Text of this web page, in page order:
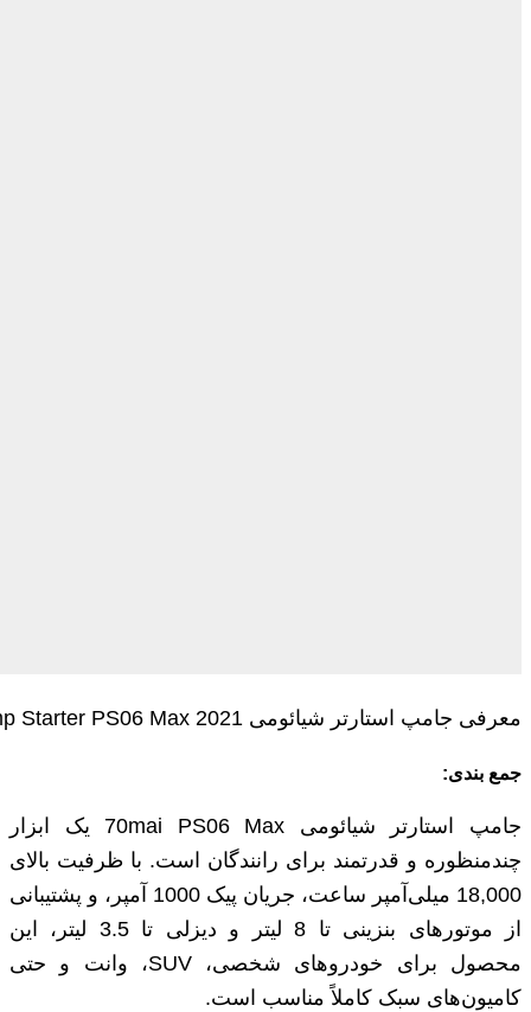
معرفی جامپ استارتر شیائومی 70mai Jump Starter PS06 Max 2021
جمع بندی:
جامپ استارتر شیائومی 70mai PS06 Max یک ابزار
چندمنظوره و قدرتمند برای رانندگان است. با ظرفیت بالای
18,000 میلی‌آمپر ساعت، جریان پیک 1000 آمپر، و پشتیبانی
از موتورهای بنزینی تا 8 لیتر و دیزلی تا 3.5 لیتر، این
محصول برای خودروهای شخصی، SUV، وانت و حتی
کامیون‌های سبک کاملاً مناسب است.